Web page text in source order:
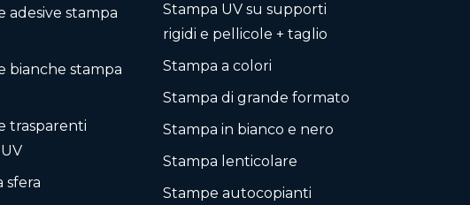
adesive stampa
bianche stampa
trasparenti
sfera
Stampa UV su supporti
rigidi e pellicole + taglio
Stampa a colori
Stampa di grande formato
Stampa in bianco e nero
Stampa lenticolare
Stampe autocopianti